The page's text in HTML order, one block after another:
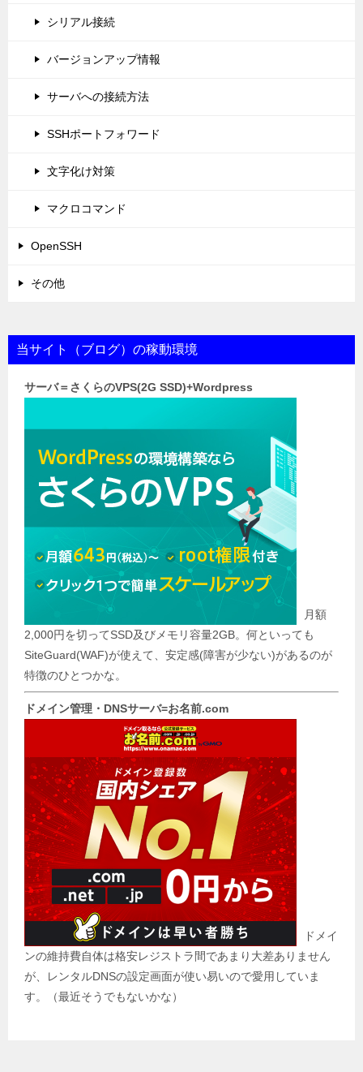
シリアル接続
バージョンアップ情報
サーバへの接続方法
SSHポートフォワード
文字化け対策
マクロコマンド
OpenSSH
その他
当サイト（ブログ）の稼動環境
サーバ＝さくらのVPS(2G SSD)+Wordpress
月額
2,000円を切ってSSD及びメモリ容量2GB。何といっても
SiteGuard(WAF)が使えて、安定感(障害が少ない)があるのが
特徴のひとつかな。
ドメイン管理・DNSサーバ=お名前.com
ドメイ
ンの維持費自体は格安レジストラ間であまり大差ありません
が、レンタルDNSの設定画面が使い易いので愛用していま
す。（最近そうでもないかな）